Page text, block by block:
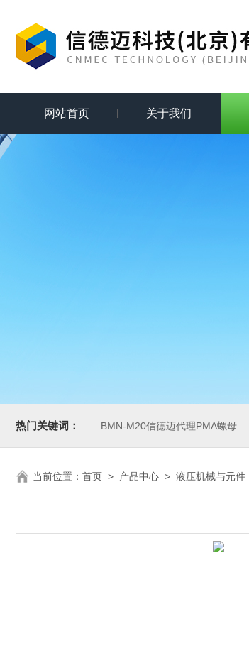
网站首页 关于我们
热门关键词： BMN-M20信德迈代理PMA螺母
当前位置： 首页 > 产品中心 > 液压机械与元件